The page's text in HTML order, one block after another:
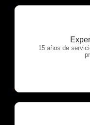
15 años de